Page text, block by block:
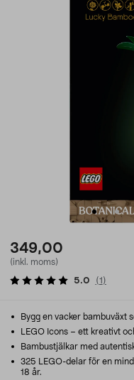
349,00
(inkl. moms)
5.0 (1 )
Bygg en vacker bambuväxt
LEGO Icons – ett kreativt
Bambustjälkar med
325 LEGO-delar för en
18 år.